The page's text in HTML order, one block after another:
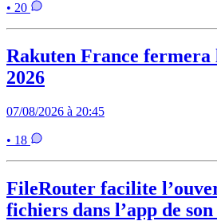
• 20
Rakuten France fermera
2026
07/08/2026 à 20:45
• 18
FileRouter facilite
fichiers dans l’app de